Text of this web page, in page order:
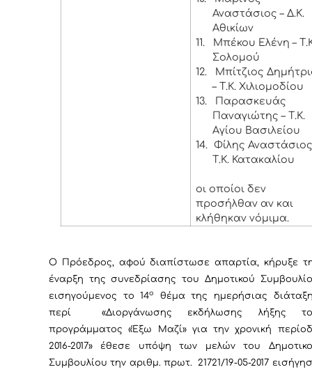
Αναστάσιος – Δ.Κ.
Αθικίων
11.
Μπέκου Ελένη –
Σολομού
12.
Μπίτζιος
– Τ.Κ. Χιλιομοδίου
13.
Παρασκευάς
Παναγιώτης – Τ.Κ.
Αγίου Βασιλείου
14. Φίλης Αναστάσιος
Τ.Κ. Κατακαλίου
οι οποίοι δεν
προσήλθαν αν και
κλήθηκαν νόμιμα.
Ο Πρόεδρος, αφού διαπίστωσε απαρτία, κήρυξε
έναρξη της συνεδρίασης του Δημοτικού
εισηγούμενος το 14ο
θέμα της ημερήσιας
περί «Διοργάνωσης εκδήλωσης λήξης
προγράμματος «Έξω Μαζί» για την χρονική
2016-2017» έθεσε υπόψη των μελών του
Συμβουλίου την αριθμ. πρωτ.21721/19-05-201 7